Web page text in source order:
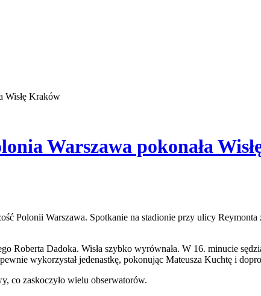
Wisłę Kraków
Warszawa pokonała
Polonii Warszawa. Spotkanie na stadionie przy ulicy
Roberta Dadoka. Wisła szybko wyrównała. W 16. minucie
wykorzystał jedenastkę, pokonując Mateusza Kuchtę i
co zaskoczyło wielu obserwatorów.